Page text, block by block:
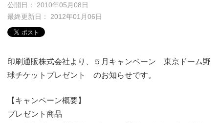
公開日： 2010年05月08日
最終更新日： 2012年01月06日
印刷通販株式会社より、５月キャンペーン 東京ドーム野
球チケットプレゼント のお知らせです。
【キャンペーン概要】
プレゼント商品